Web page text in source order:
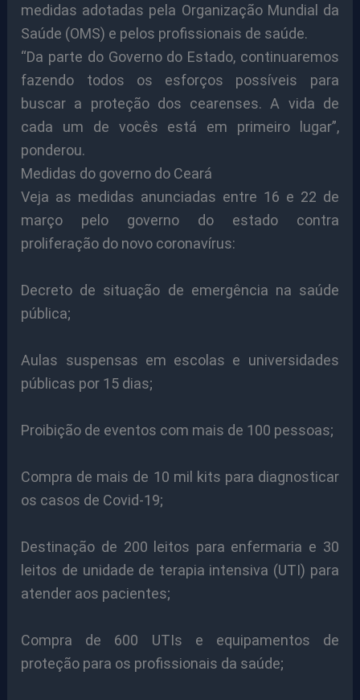
medidas adotadas pela Organização Mundial da
Saúde (OMS) e pelos profissionais de saúde.
“Da parte do Governo do Estado, continuaremos
fazendo todos os esforços possíveis para
buscar a proteção dos cearenses. A vida de
cada um de vocês está em primeiro lugar”,
ponderou.
Medidas do governo do Ceará
Veja as medidas anunciadas entre 16 e 22 de
março pelo governo do estado contra
proliferação do novo coronavírus:
Decreto de situação de emergência na saúde
pública;
Aulas suspensas em escolas e universidades
públicas por 15 dias;
Proibição de eventos com mais de 100 pessoas;
Compra de mais de 10 mil kits para diagnosticar
os casos de Covid-19;
Destinação de 200 leitos para enfermaria e 30
leitos de unidade de terapia intensiva (UTI) para
atender aos pacientes;
Compra de 600 UTIs e equipamentos de
proteção para os profissionais da saúde;